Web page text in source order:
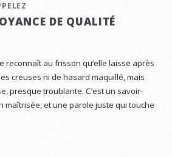
DE QUALITÉ
reconnaît au frisson qu’elle laisse après
creuses ni de hasard maquillé, mais
presque troublante. C’est un savoir-
maîtrisée, et une parole juste qui touche